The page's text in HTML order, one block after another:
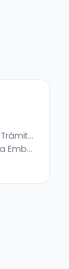
Acuerdo de Admisión a Trámite de Demanda de Amparo Indirecto
Amparo Indirecto Contra Embargo de Cuentas Bancarias